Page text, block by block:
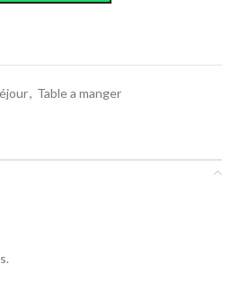
, Table a manger